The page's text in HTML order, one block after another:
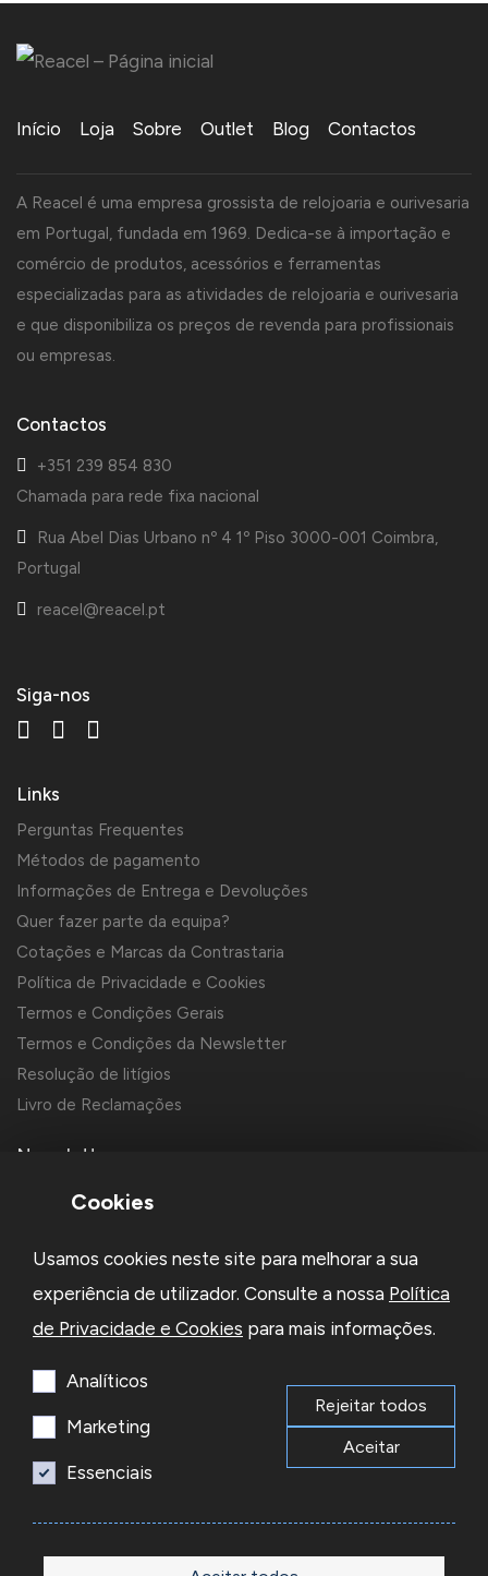
Início Loja Sobre Outlet Blog Contactos
A Reacel é uma empresa grossista de relojoaria e ourivesaria
em Portugal, fundada em 1969. Dedica-se à importação e
comércio de produtos, acessórios e ferramentas
especializadas para as atividades de relojoaria e ourivesaria
e que disponibiliza os preços de revenda para profissionais
ou empresas.
Contactos
+351 239 854 830
Chamada para rede fixa nacional
Rua Abel Dias Urbano nº 4 1º Piso 3000-001 Coimbra,
Portugal
reacel@reacel.pt
Siga-nos
Links
Perguntas Frequentes
Métodos de pagamento
Informações de Entrega e Devoluções
Quer fazer parte da equipa?
Cotações e Marcas da Contrastaria
Política de Privacidade e Cookies
Termos e Condições Gerais
Termos e Condições da Newsletter
Resolução de litígios
Livro de Reclamações
Newsletter
Li e aceito aPolítica de Privacidadee os Termos e Condições
Subscrever
© 2026 Reacel Todos os direitos reservados.
Cookies
Usamos cookies neste site para melhorar a sua
experiência de utilizador. Consulte a nossa Política
de Privacidade e Cookies para mais informações.
Analíticos
Marketing
Essenciais
Rejeitar todos
Aceitar